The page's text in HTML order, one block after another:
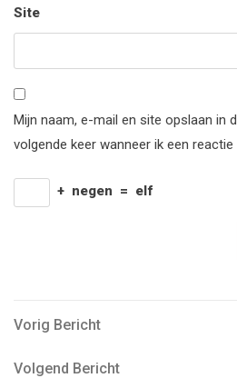
Site
Mijn naam, e-mail en site opslaan in
volgende keer wanneer ik een reactie
+ negen = elf
Bericht
navigatie
Vorig
Vorig Bericht
Volgend
Volgend Bericht